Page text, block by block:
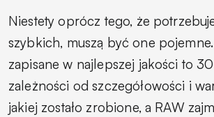
Niestety oprócz tego, że
szybkich, muszą być one
zapisane w najlepszej jakości to
zależności od szczegółowości i
jakiej zostało zrobione, a RAW